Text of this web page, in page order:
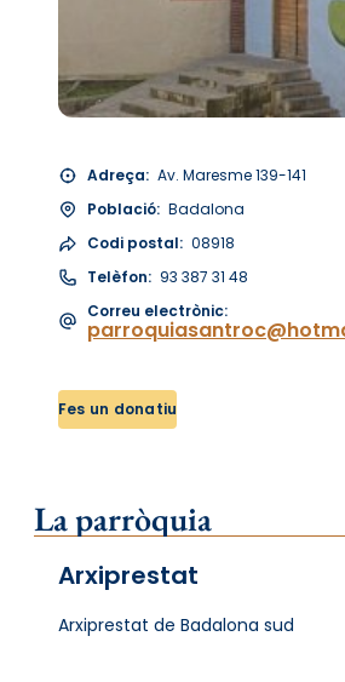
Adreça: Av. Maresme 139-141
Població: Badalona
Codi postal: 08918
Telèfon: 93 387 31 48
Correu electrònic:
Fes un donatiu
La parròquia
Arxiprestat
Arxiprestat de Badalona sud